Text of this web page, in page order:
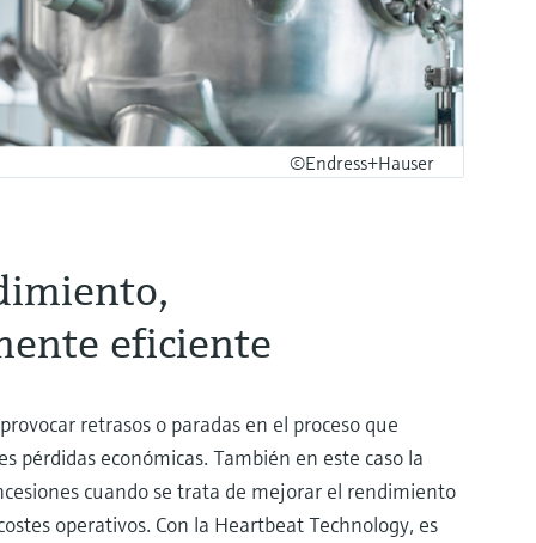
©Endress+Hauser
eficiente
retrasos o paradas en el proceso que
pérdidas económicas. También en este caso la
cuando se trata de mejorar el rendimiento
operativos. Con la Heartbeat Technology, es